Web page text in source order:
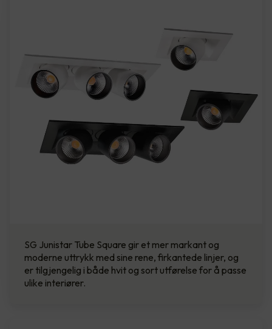
SG Junistar Tube Square gir et mer markant og
moderne uttrykk med sine rene, firkantede linjer, og
er tilgjengelig i både hvit og sort utførelse for å passe
ulike interiører.